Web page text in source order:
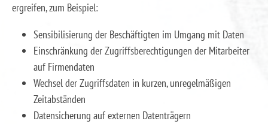
ergreifen, zum Beispiel:
Sensibilisierung der Beschäftigten im Umgang mit Daten
Einschränkung der Zugriffsberechtigungen der Mitarbeiter
auf Firmendaten
Wechsel der Zugriffsdaten in kurzen, unregelmäßigen
Zeitabständen
Datensicherung auf externen Datenträgern